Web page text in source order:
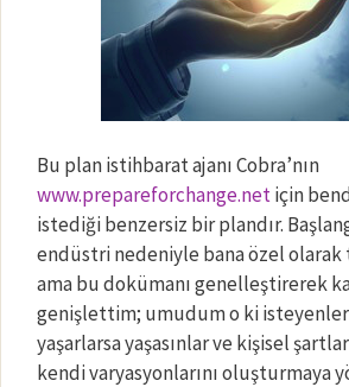
Bu plan istihbarat ajanı Cobra’nın
www.prepareforchange.netiçin
istediği benzersiz bir plandır.
endüstri nedeniyle bana özel olarak
ama bu dokümanı genelleştirerek
genişlettim; umudum o ki
yaşarlarsa yaşasınlar ve kişisel
kendi varyasyonlarını oluşturmaya